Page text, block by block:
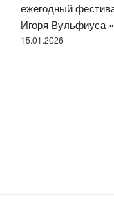
ежегодный
Игоря Вульфиуса
15.01.2026